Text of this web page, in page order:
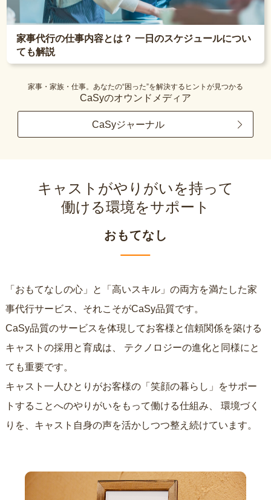
家事代行の仕事内容とは？ 一日のスケジュールについ
ても解説
家事・家族・仕事。あなたの“困った”を解決するヒントが見つかる
CaSyのオウンドメディア
CaSyジャーナル
キャストがやりがいを持って
働ける環境をサポート
おもてなし
「おもてなしの心」と「高いスキル」の両方を満たした家
事代行サービス、それこそがCaSy品質です。
CaSy品質のサービスを体現してお客様と信頼関係を築ける
キャストの採用と育成は、
ても重要です。
キャスト一人ひとりがお客様の「笑顔の暮らし」をサポー
トすることへのやりがいをもって働ける仕組み、
りを、キャスト自身の声を活かしつつ整え続けています。